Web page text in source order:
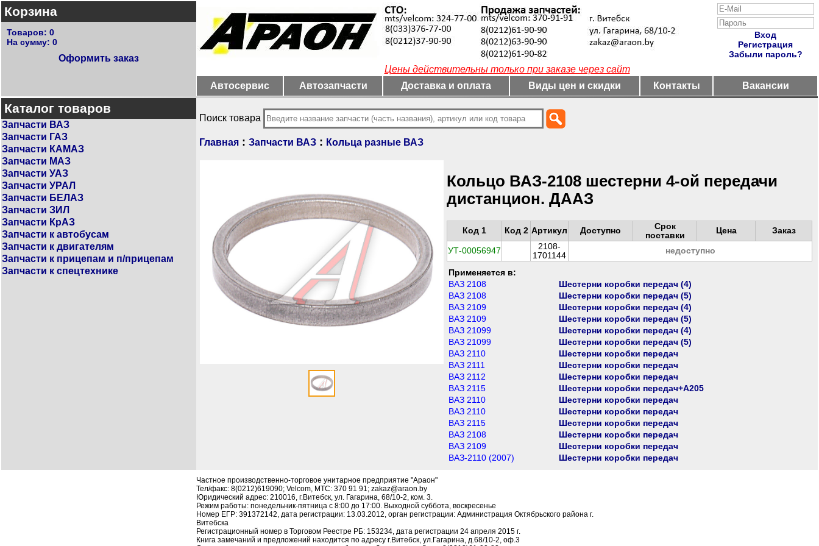
Корзина
Товаров: 0
На сумму: 0
Оформить заказ
Вход
Регистрация
Забыли пароль?
Цены действительны только при заказе через сайт
Автосервис
Автозапчасти Доставка и оплата Виды цен и скидки Контакты Вакансии
Каталог товаров
Запчасти ВАЗ
Запчасти ГАЗ
Запчасти КАМАЗ
Запчасти МАЗ
Запчасти УАЗ
Запчасти УРАЛ
Запчасти БЕЛАЗ
Запчасти ЗИЛ
Запчасти КрАЗ
Запчасти к автобусам
Запчасти к двигателям
Запчасти к прицепам и п/прицепам
Запчасти к спецтехнике
Поиск товара
Главная : Запчасти ВАЗ : Кольца разные ВАЗ
Кольцо ВАЗ-2108 шестерни 4-ой передачи
дистанцион. ДААЗ
Код 1 Код 2 Артикул Доступно
Срок
поставки
Цена Заказ
УТ-00056947
2108-
1701144
недоступно
Применяется в:
ВАЗ 2108
Шестерни коробки передач (4)
ВАЗ 2108
Шестерни коробки передач (5)
ВАЗ 2109
Шестерни коробки передач (4)
ВАЗ 2109
Шестерни коробки передач (5)
ВАЗ 21099
Шестерни коробки передач (4)
ВАЗ 21099
Шестерни коробки передач (5)
ВАЗ 2110
Шестерни коробки передач
ВАЗ 2111
Шестерни коробки передач
ВАЗ 2112
Шестерни коробки передач
ВАЗ 2115
Шестерни коробки передач+А205
ВАЗ 2110
Шестерни коробки передач
ВАЗ 2110
Шестерни коробки передач
ВАЗ 2115
Шестерни коробки передач
ВАЗ 2108
Шестерни коробки передач
ВАЗ 2109
Шестерни коробки передач
ВАЗ-2110 (2007)
Шестерни коробки передач
Частное производственно-торговое унитарное предприятие "Араон"
Тел/факс: 8(0212)619090; Velcom, МТС: 370 91 91; zakaz@araon.by
Юридический адрес: 210016, г.Витебск, ул. Гагарина, 68/10-2, ком. 3.
Режим работы: понедельник-пятница с 8:00 до 17:00. Выходной суббота, воскресенье
Номер ЕГР: 391372142, дата регистрации: 13.03.2012, орган регистрации: Администрация Октябрьского района г.
Витебска
Регистрационный номер в Торговом Реестре РБ: 153234, дата регистрации 24 апреля 2015 г.
Книга замечаний и предложений находится по адресу г.Витебск, ул.Гагарина, д.68/10-2, оф.3